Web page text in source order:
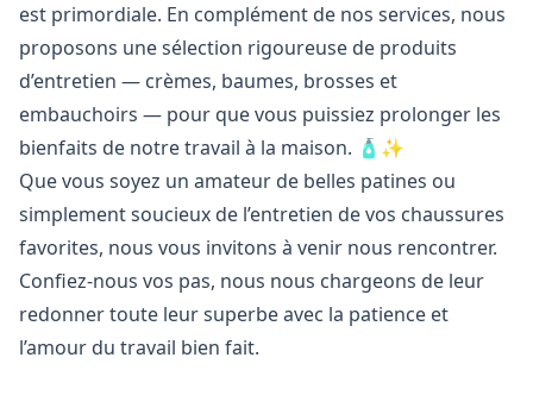
est primordiale. En complément de nos services, nous
proposons une sélection rigoureuse de produits
d’entretien — crèmes, baumes, brosses et
embauchoirs — pour que vous puissiez prolonger les
bienfaits de notre travail à la maison. 🧴✨
Que vous soyez un amateur de belles patines ou
simplement soucieux de l’entretien de vos chaussures
favorites, nous vous invitons à venir nous rencontrer.
Confiez-nous vos pas, nous nous chargeons de leur
redonner toute leur superbe avec la patience et
l’amour du travail bien fait.